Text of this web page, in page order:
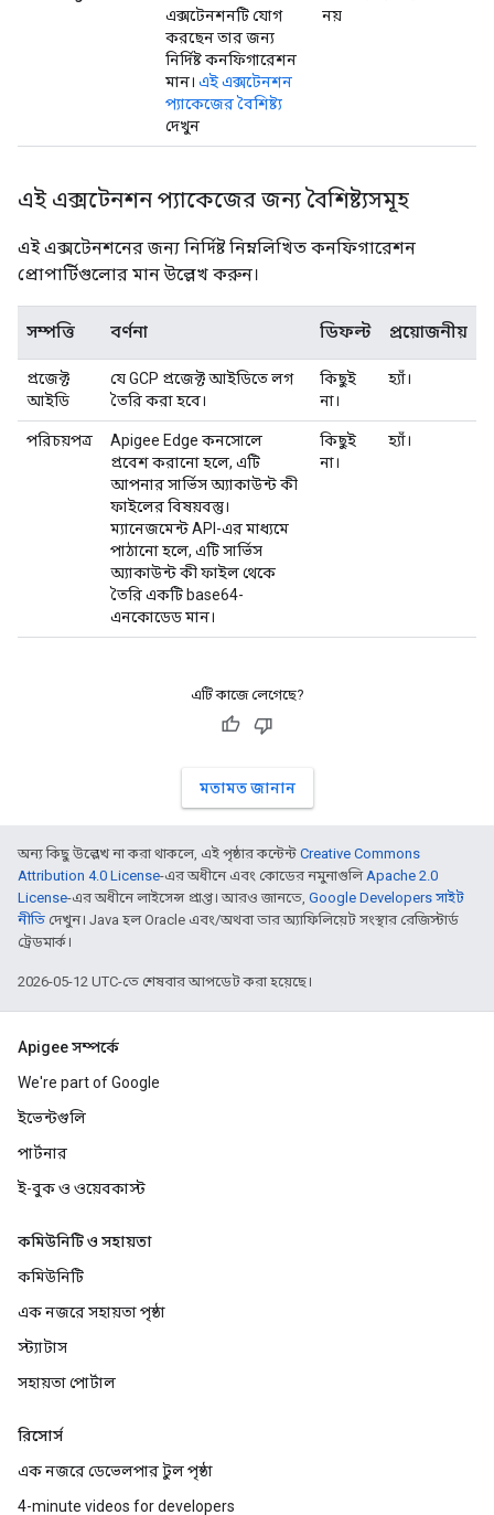
এক্সটেনশনটি যোগ
করছেন তার জন্য
নির্দিষ্ট কনফিগারেশন
মান। এই এক্সটেনশন
প্যাকেজের বৈশিষ্ট্য
দেখুন
নয়
এই এক্সটেনশন প্যাকেজের জন্য বৈশিষ্ট্যসমূহ
এই এক্সটেনশনের জন্য নির্দিষ্ট নিম্নলিখিত কনফিগারেশন
প্রোপার্টিগুলোর মান উল্লেখ করুন।
সম্পত্তি বর্ণনা ডিফল্ট প্রয়োজনীয়
প্রজেক্ট
আইডি
যে GCP প্রজেক্ট আইডিতে লগ
তৈরি করা হবে।
কিছুই
না।
হ্যাঁ।
পরিচয়পত্র
Apigee Edge কনসোলে
প্রবেশ করানো হলে, এটি
আপনার সার্ভিস অ্যাকাউন্ট কী
ফাইলের বিষয়বস্তু।
ম্যানেজমেন্ট API-এর মাধ্যমে
পাঠানো হলে, এটি সার্ভিস
অ্যাকাউন্ট কী ফাইল থেকে
তৈরি একটি base64-
এনকোডেড মান।
কিছুই
না।
হ্যাঁ।
এটি কাজে লেগেছে?
মতামত জানান
অন্য কিছু উল্লেখ না করা থাকলে, এই পৃষ্ঠার কন্টেন্ট Creative Commons
Attribution 4.0 License-এর অধীনে এবং কোডের নমুনাগুলিApache 2.0
License-এর অধীনে লাইসেন্স প্রাপ্ত। আরও জানতে, Google Developers সাইট
নীতি দেখুন। Java হল Oracle এবং/অথবা তার অ্যাফিলিয়েট সংস্থার রেজিস্টার্ড
ট্রেডমার্ক।
2026-05-12 UTC-তে শেষবার আপডেট করা হয়েছে।
Apigee সম্পর্কে
We're part of Google
ইভেন্টগুলি
পার্টনার
ই-বুক ও ওয়েবকাস্ট
কমিউনিটি ও সহায়তা
কমিউনিটি
এক নজরে সহায়তা পৃষ্ঠা
স্ট্যাটাস
সহায়তা পোর্টাল
রিসোর্স
এক নজরে ডেভেলপার টুল পৃষ্ঠা
4-minute videos for developers